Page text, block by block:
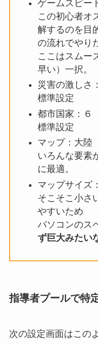
ゲームスピー
この初心者オ
解するのを目
の流れでやり
ここはスムー
早い）一択。
災害の激しさ
標準設定
都市国家：６
標準設定
マップ：大陸
いろんな要素
に最適。
マップサイズ
そこそこ小さ
やすいため
パソコンのス
ず巨大みたい
指導者プールで特
次の設定画面はこの